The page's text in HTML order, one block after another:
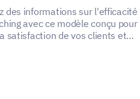
des informations sur l'efficacité
avec ce modèle conçu pour
satisfaction de vos clients et